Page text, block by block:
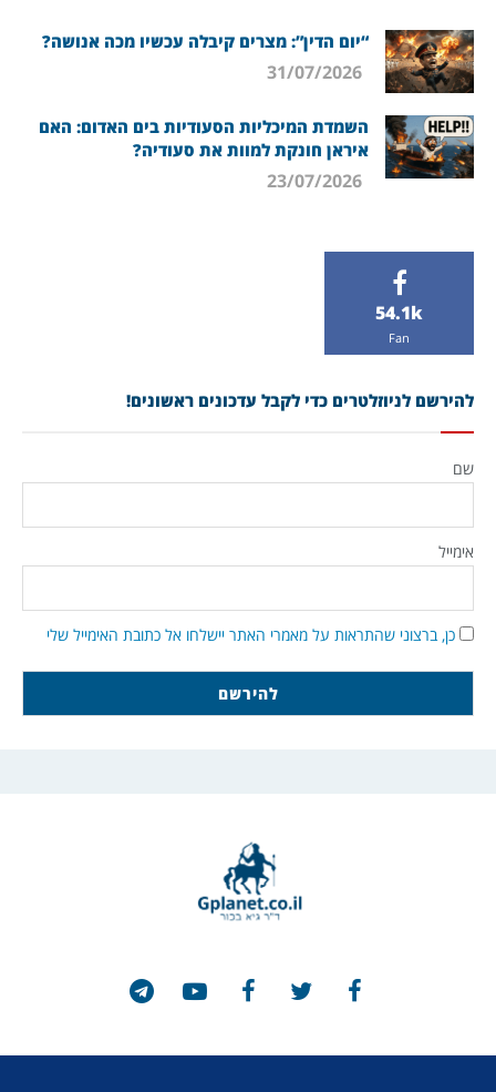
“יום הדין”: מצרים קיבלה עכשיו מכה אנושה?
השמדת המיכליות הסעודיות בים האדום: האם
איראן חונקת למוות את סעודיה?
54.1k
Fan
להירשם לניוזלטרים כדי לקבל עדכונים ראשונים!
שם
אימייל
כן, ברצוני שהתראות על מאמרי האתר יישלחו אל כתובת האימייל שלי